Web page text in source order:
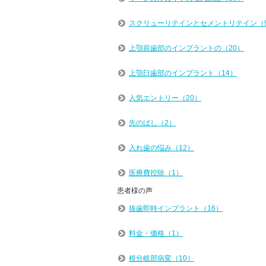
スクリューリテインとセメントリテイン（
上顎前歯部のインプラントの（20）
上顎臼歯部のインプラント（14）
人気エントリー（20）
先のばし（2）
入れ歯の悩み（12）
医療費控除（1）
患者様の声
抜歯即時インプラント（16）
料金・価格（1）
根分岐部病変（10）